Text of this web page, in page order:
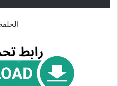
الحلقة 1